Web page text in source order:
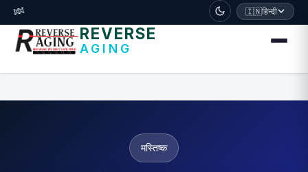
דלג לתוכן הראשי
🧬 🇮🇳हिन्दी
REVERSE
AGING
मस्तिष्क